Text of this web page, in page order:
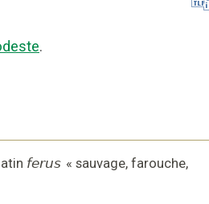
.
ferus « sauvage, farouche,